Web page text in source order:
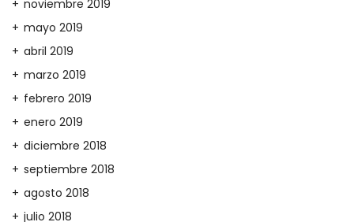
noviembre 2019
mayo 2019
abril 2019
marzo 2019
febrero 2019
enero 2019
diciembre 2018
septiembre 2018
agosto 2018
julio 2018